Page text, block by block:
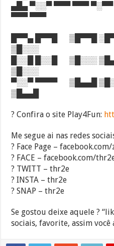
▄█▄ ▀░░▀ ▀▀▀ ▀▀▀
▀▀▀ ▀▀▀
█▀▀▄ █▀▀█ ▒█▀▀█
▒█░░░
█░░█ █░░█ ▒█░░░
▒█░░░
▀░░▀ ▀▀▀▀ ▒█▄▄█
▒█▄▄█
? Confira o site Play4Fun:
Me segue ai nas redes
? Face Page –
? FACE – facebook.com/
? TWITT – thr2e
? INSTA – thr2e
? SNAP – thr2e
Se gostou deixe aquele ?
sociais, favorite, assim você